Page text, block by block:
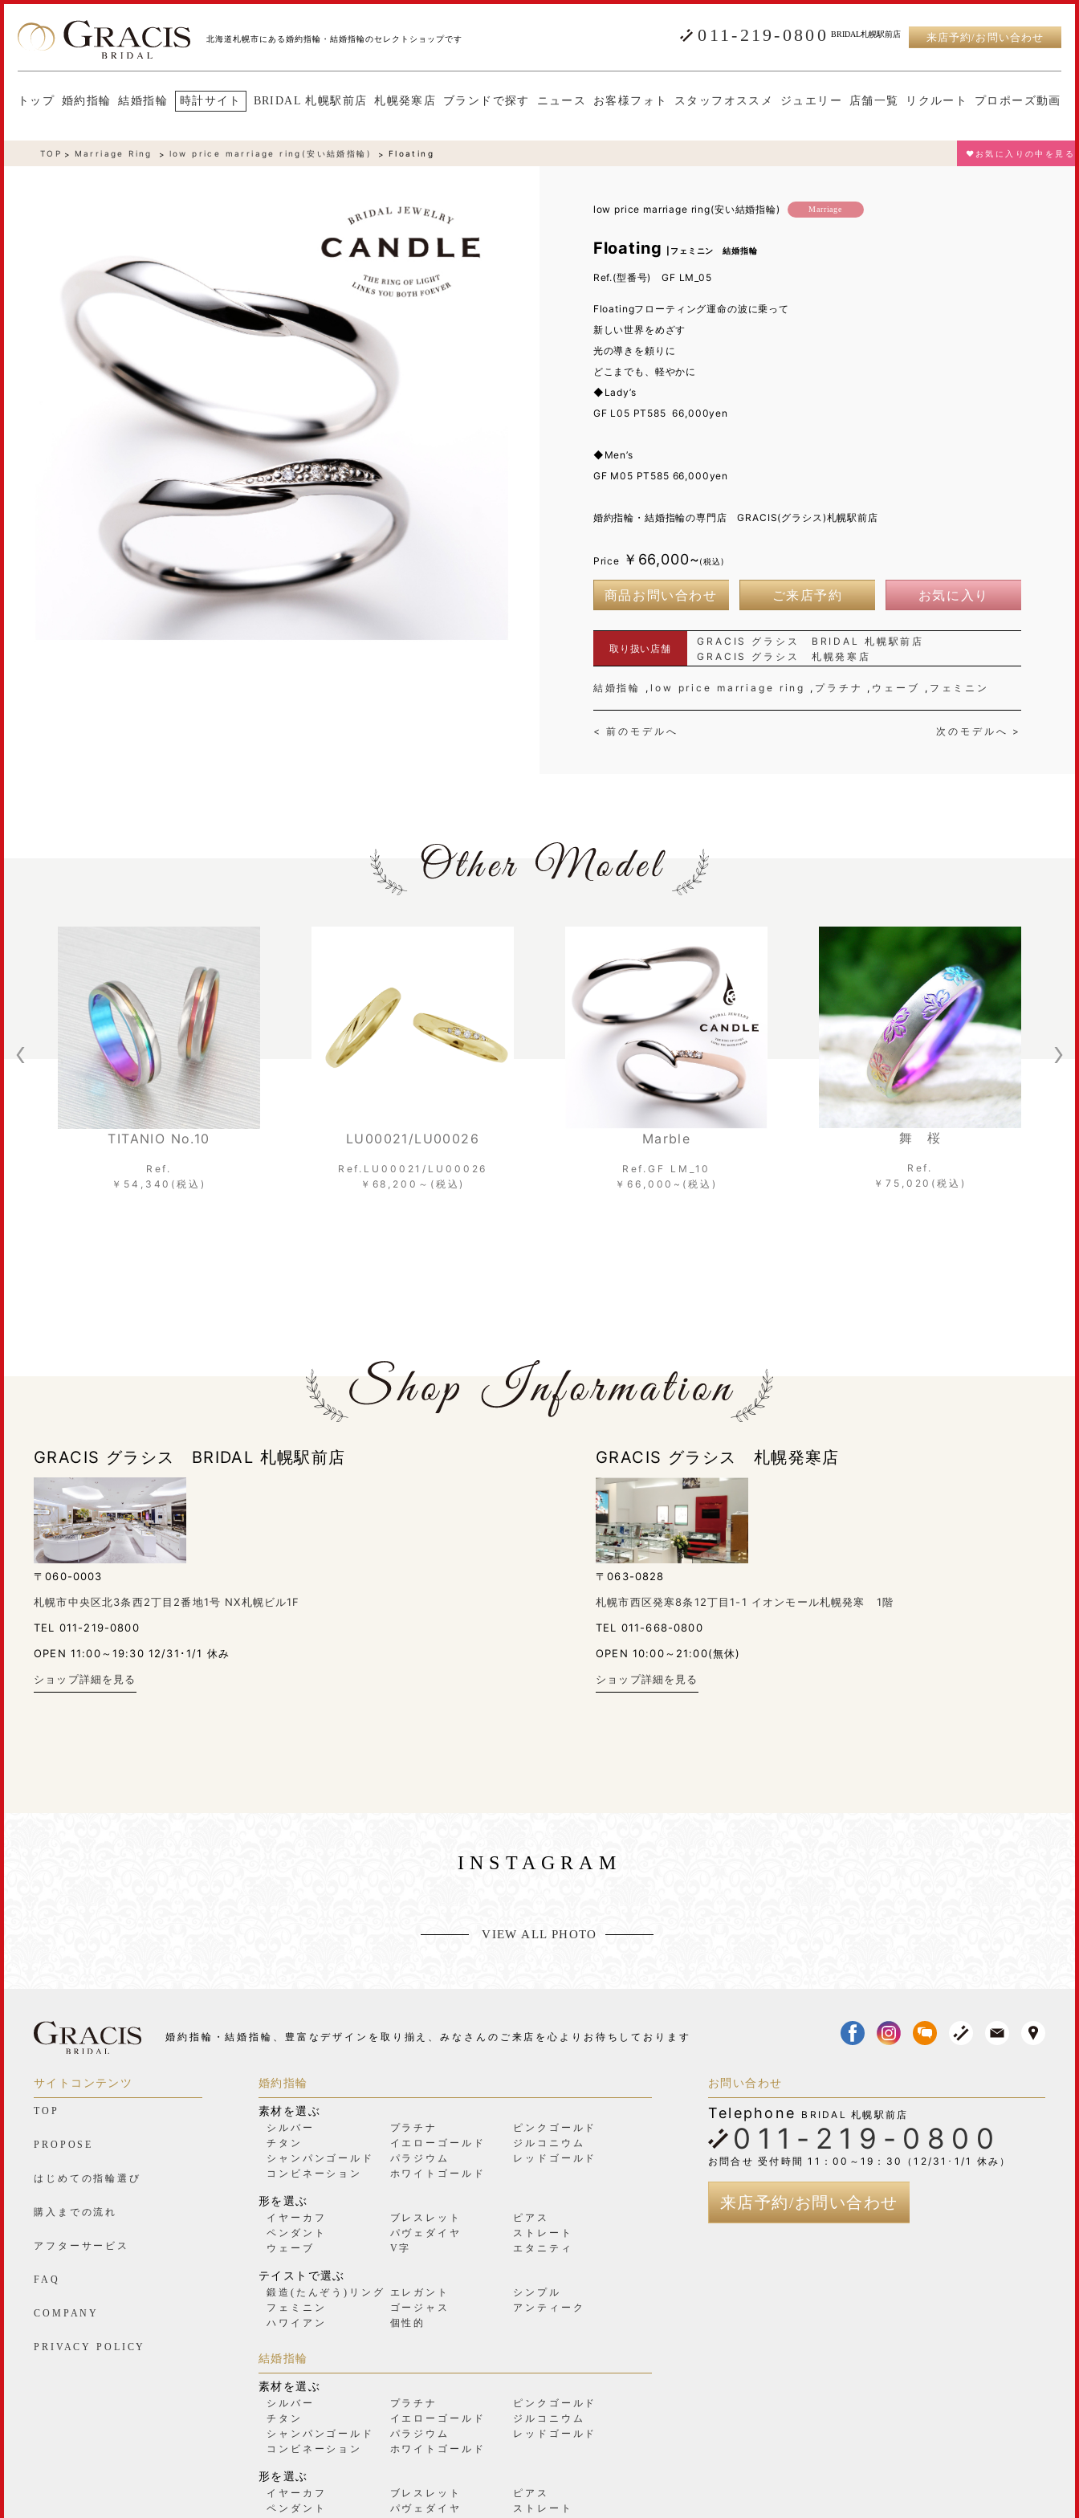
北海道札幌市にある婚約指輪・結婚指輪のセレクトショップです 011-219-0800 BRIDAL札幌駅前店 来店予約/お問い合わせ
トップ 婚約指輪 結婚指輪 時計サイト BRIDAL 札幌駅前店 札幌発寒店 ブランドで探す ニュース お客様フォト スタッフオススメ ジュエリー 店舗一覧 リクルート プロポーズ動画
TOP Marriage Ring low price marriage ring(安い結婚指輪) Floating ♥お気に入りの中を見る
low price marriage ring(安い結婚指輪) Marriage
Floating |フェミニン 結婚指輪
Ref.(型番号) GF LM_05
Floatingフローティング運命の波に乗って
新しい世界をめざす
光の導きを頼りに
どこまでも、軽やかに
◆Lady’s
GF L05 PT585 66,000yen
◆Men’s
GF M05 PT585 66,000yen
婚約指輪・結婚指輪の専門店 GRACIS(グラシス)札幌駅前店
Price ￥66,000~(税込)
商品お問い合わせ ご来店予約 お気に入り
取り扱い店舗
GRACIS グラシス BRIDAL 札幌駅前店
GRACIS グラシス 札幌発寒店
結婚指輪 low price marriage ring プラチナ ウェーブ フェミニン
< 前のモデルへ 次のモデルへ >
LU00021/LU00026
Ref.LU00021/LU00026
￥68,200～(税込)
Marble
Ref.GF LM_10
￥66,000~(税込)
舞 桜
Ref.
￥75,020(税込)
LU00042/LU00047
Ref.LU00042/LU00047
￥74,800～(税込)
GRACIS グラシス BRIDAL 札幌駅前店
〒060-0003
札幌市中央区北3条西2丁目2番地1号 NX札幌ビル1F
TEL 011-219-0800
OPEN 11:00～19:30 12/31･1/1 休み
ショップ詳細を見る
GRACIS グラシス 札幌発寒店
〒063-0828
札幌市西区発寒8条12丁目1-1 イオンモール札幌発寒 1階
TEL 011-668-0800
OPEN 10:00～21:00(無休)
ショップ詳細を見る
INSTAGRAM
VIEW ALL PHOTO
婚約指輪・結婚指輪、豊富なデザインを取り揃え、みなさんのご来店を心よりお待ちしております
サイトコンテンツ
TOP
PROPOSE
はじめての指輪選び
購入までの流れ
アフターサービス
FAQ
COMPANY
PRIVACY POLICY
婚約指輪
素材を選ぶ
シルバー プラチナ
ピンクゴールド
チタン
イエローゴールド
ジルコニウム
シャンパンゴールド
パラジウム
レッドゴールド
コンビネーション
ホワイトゴールド
形を選ぶ
イヤーカフ ブレスレット
ピアス
ペンダント
パヴェダイヤ
ストレート
ウェーブ
V字 エタニティ
テイストで選ぶ
鍛造(たんぞう)リング エレガント
シンプル
フェミニン
ゴージャス
アンティーク
ハワイアン
個性的
結婚指輪
素材を選ぶ
シルバー プラチナ
ピンクゴールド
チタン
イエローゴールド
ジルコニウム
シャンパンゴールド
パラジウム
レッドゴールド
コンビネーション
ホワイトゴールド
形を選ぶ
イヤーカフ ブレスレット
ピアス
ペンダント
パヴェダイヤ
ストレート
お問い合わせ
Telephone BRIDAL 札幌駅前店
011-219-0800
お問合せ 受付時間 11：00～19：30（12/31･1/1 休み）
来店予約/お問い合わせ